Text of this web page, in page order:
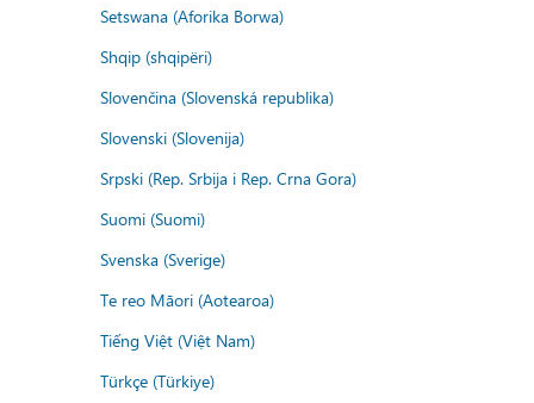
Setswana (Aforika Borwa)
Shqip (shqipëri)
Slovenčina (Slovenská republika)
Slovenski (Slovenija)
Srpski (Rep. Srbija i Rep. Crna Gora)
Suomi (Suomi)
Svenska (Sverige)
Te reo Māori (Aotearoa)
Tiếng Việt (Việt Nam)
Türkçe (Türkiye)